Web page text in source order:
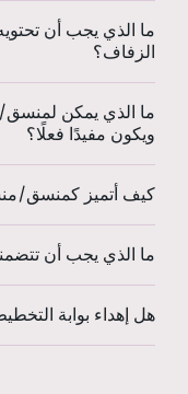
ما الذي يجب أن
الزفاف؟
ما الذي يمكن لمنسق/
ويكون مفيدًا فعلًا؟
كيف أتميز كمنسق/
ما الذي يجب أن
هل إهداء بوابة